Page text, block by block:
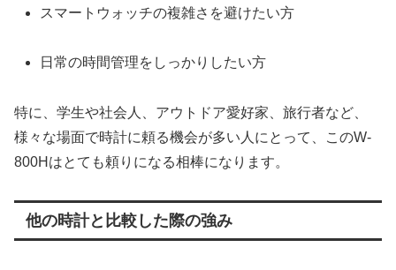
スマートウォッチの複雑さを避けたい方
日常の時間管理をしっかりしたい方
特に、学生や社会人、アウトドア愛好家、旅行者など、
様々な場面で時計に頼る機会が多い人にとって、このW-
800Hはとても頼りになる相棒になります。
他の時計と比較した際の強み